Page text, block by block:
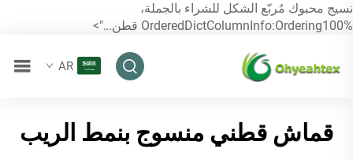
نسيج محبوك مُربّع الشكل للشراء بالجملة،
OrderedDictColumnInfo:Ordering100% قطن...">
AR
قماش قطني منسوج بنمط الريب